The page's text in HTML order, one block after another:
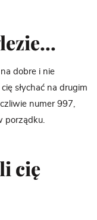
dobre i nie
słychać na drugim
numer 997,
porządku.
cię